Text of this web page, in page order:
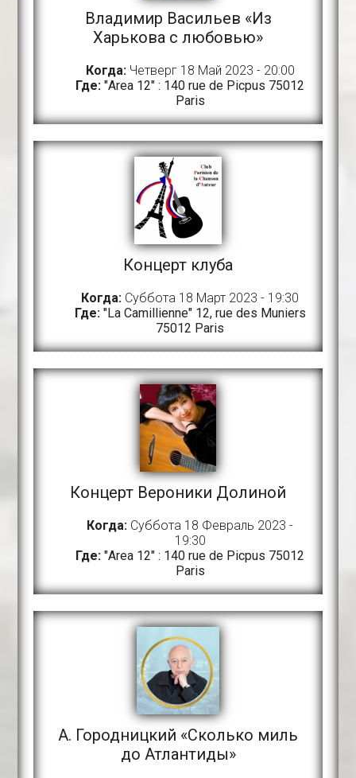
Владимир Васильев «Из
Харькова с любовью»
Когда:Четверг 18 Май 2023 - 20:00
Где: "Area 12" : 140 rue de Picpus 75012
Paris
Концерт клуба
Когда: Суббота 18 Март 2023 - 19:30
Где: "La Camillienne" 12, rue des Muniers
75012 Paris
Концерт Вероники Долиной
Когда: Суббота 18 Февраль 2023 -
19:30
Где: "Area 12" : 140 rue de Picpus 75012
Paris
А. Городницкий «Сколько миль
до Атлантиды»